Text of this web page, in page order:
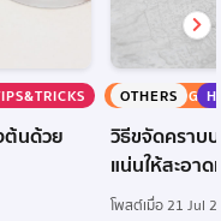
KNOWLEDGE
ต้นด้วย
OTHERS
วิธีขจัดคราบ
แน่นให้สะอา
โพสต์เมื่อ 21 Jul